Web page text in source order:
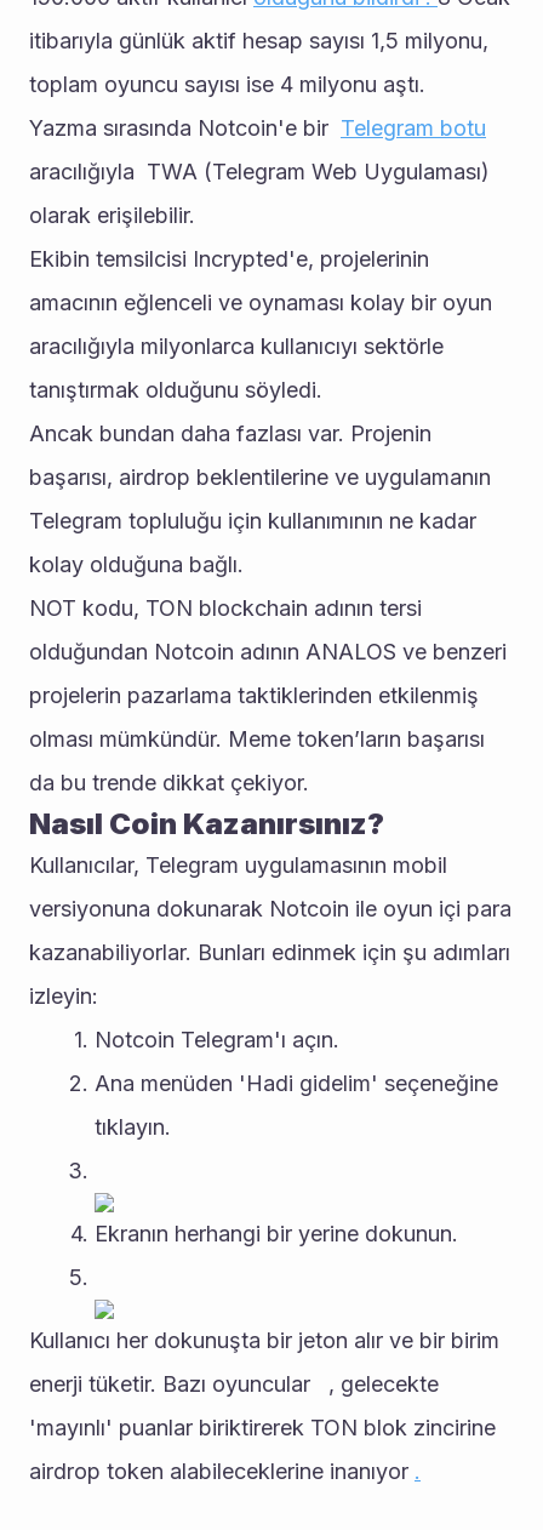
itibarıyla günlük aktif hesap sayısı 1,5 milyonu,
toplam oyuncu sayısı ise 4 milyonu aştı.
Yazma sırasında Notcoin'e bir Telegram botu
aracılığıyla  TWA (Telegram Web Uygulaması)
olarak erişilebilir.
Ekibin temsilcisi Incrypted'e, projelerinin
amacının eğlenceli ve oynaması kolay bir oyun
aracılığıyla milyonlarca kullanıcıyı sektörle
tanıştırmak olduğunu söyledi.
Ancak bundan daha fazlası var. Projenin
başarısı, airdrop beklentilerine ve uygulamanın
Telegram topluluğu için kullanımının ne kadar
kolay olduğuna bağlı.
NOT kodu, TON blockchain adının tersi
olduğundan Notcoin adının ANALOS ve benzeri
projelerin pazarlama taktiklerinden etkilenmiş
olması mümkündür. Meme token’ların başarısı
da bu trende dikkat çekiyor.
Nasıl Coin Kazanırsınız?
Kullanıcılar, Telegram uygulamasının mobil
versiyonuna dokunarak Notcoin ile oyun içi para
kazanabiliyorlar. Bunları edinmek için şu adımları
izleyin:
Notcoin Telegram'ı açın.
Ana menüden 'Hadi gidelim' seçeneğine
tıklayın.
Ekranın herhangi bir yerine dokunun.
Kullanıcı her dokunuşta bir jeton alır ve bir birim
enerji tüketir. Bazı oyuncular   , gelecekte
'mayınlı' puanlar biriktirerek TON blok zincirine
airdrop token alabileceklerine inanıyor .